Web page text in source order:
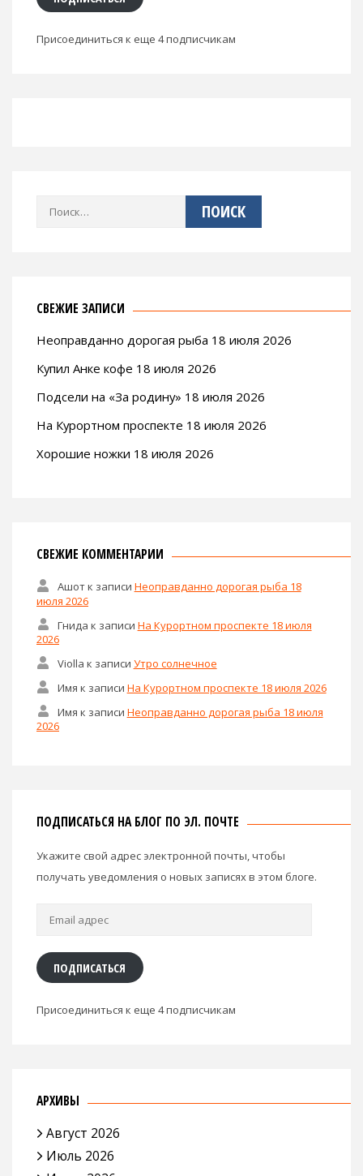
Присоединиться к еще 4 подписчикам
Найти:
СВЕЖИЕ ЗАПИСИ
Неоправданно дорогая рыба 18 июля 2026
Купил Анке кофе 18 июля 2026
Подсели на «За родину» 18 июля 2026
На Курортном проспекте 18 июля 2026
Хорошие ножки 18 июля 2026
СВЕЖИЕ КОММЕНТАРИИ
Ашотк записи Неоправданно дорогая рыба 18
июля 2026
Гнида к записи На Курортном проспекте 18 июля
2026
Violla к записи Утро солнечное
Имя к записи На Курортном проспекте 18 июля 2026
Имя к записи Неоправданно дорогая рыба 18 июля
2026
ПОДПИСАТЬСЯ НА БЛОГ ПО ЭЛ. ПОЧТЕ
Укажите свой адрес электронной почты, чтобы
получать уведомления о новых записях в этом блоге.
Email
ПОДПИСАТЬСЯ
Присоединиться к еще 4 подписчикам
АРХИВЫ
Август 2026
Июль 2026